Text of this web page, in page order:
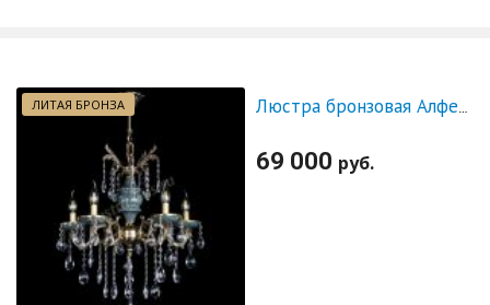
ЛИТАЯ БРОНЗА
69 000 руб.